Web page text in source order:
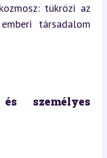
tükrözi az
társadalom
személyes